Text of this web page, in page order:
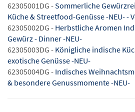
62305001DG -Sommerliche
Küche & Streetfood-Genüsse -NEU- -
62305002DG - Herbstliche Aromen
Gewürz - Dinner -NEU-
62305003DG - Königliche indische
exotische Genüsse -NEU-
62305004DG - Indisches
& besondere Genussmomente -NEU-